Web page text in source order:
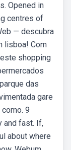
Opened in
centres of
— descubra
lisboa! Com
shopping
das
gare
9
and fast. If,
about where